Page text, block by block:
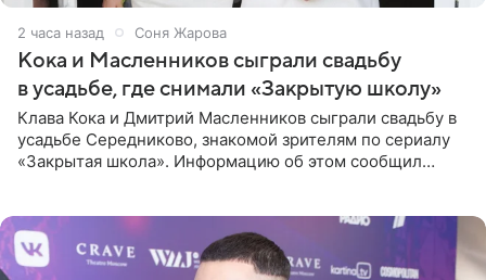
2 часа назад Соня Жарова
Кока и Масленников сыграли свадьбу
в усадьбе, где снимали «Закрытую школу»
Клава Кока и Дмитрий Масленников сыграли свадьбу в
усадьбе Середниково, знакомой зрителям по сериалу
«Закрытая школа». Информацию об этом сообщил